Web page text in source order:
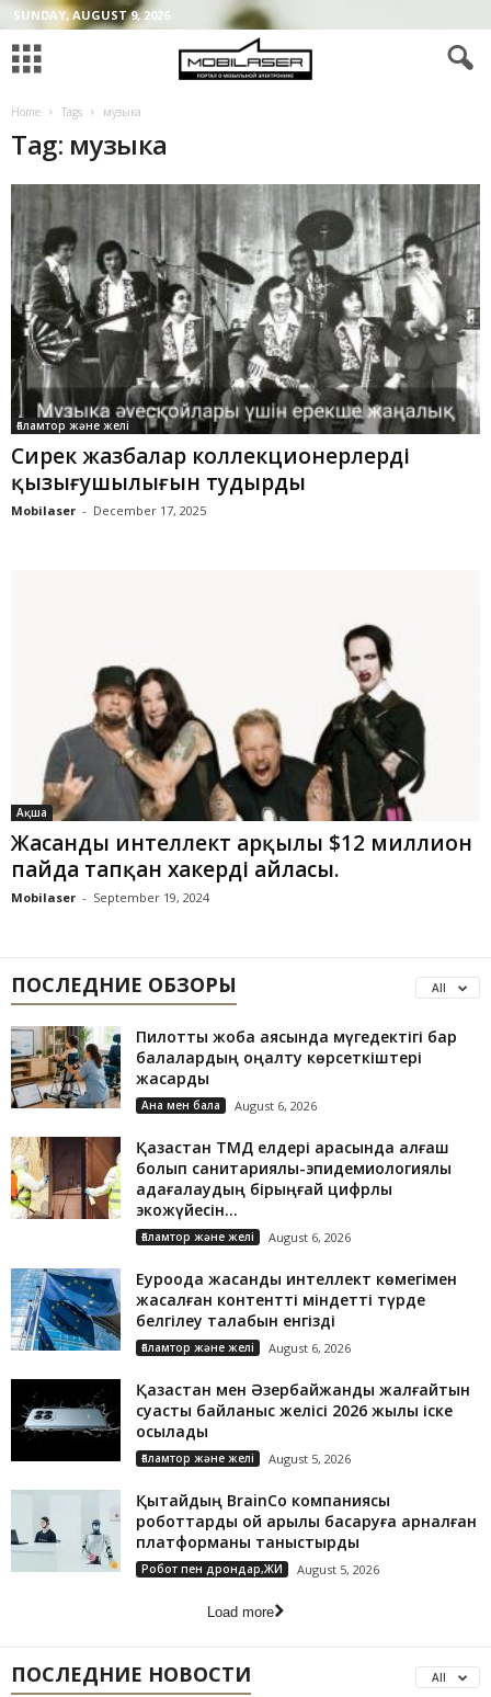
SUNDAY, AUGUST 9, 2026
Home Tags музыка
Tag: музыка
Ғаламтор және желі
Сирек жазбалар коллекционерлердің
қызығушылығын тудырды
Mobilaser - December 17, 2025
Ақша
Жасанды интеллект арқылы $12 миллион
пайда тапқан хакердің айласы.
Mobilaser - September 19, 2024
ПОСЛЕДНИЕ ОБЗОРЫ All
Пилоттық жоба аясында мүгедектігі бар
балалардың оңалту көрсеткіштері
жақсарды
Ана мен бала August 6, 2026
Қазақстан ТМД елдері арасында алғаш
болып санитариялық-эпидемиологиялық
қадағалаудың бірыңғай цифрлық
экожүйесін...
Ғаламтор және желі August 6, 2026
Еуроодақ жасанды интеллект көмегімен
жасалған контентті міндетті түрде
белгілеу талабын енгізді
Ғаламтор және желі August 6, 2026
Қазақстан мен Әзербайжанды жалғайтын
суасты байланыс желісі 2026 жылы іске
қосылады
Ғаламтор және желі August 5, 2026
Қытайдың BrainCo компаниясы
роботтарды ой арқылы басқаруға арналған
платформаны таныстырды
Робот пен дрондар,ЖИ August 5, 2026
Load more
ПОСЛЕДНИЕ НОВОСТИ All